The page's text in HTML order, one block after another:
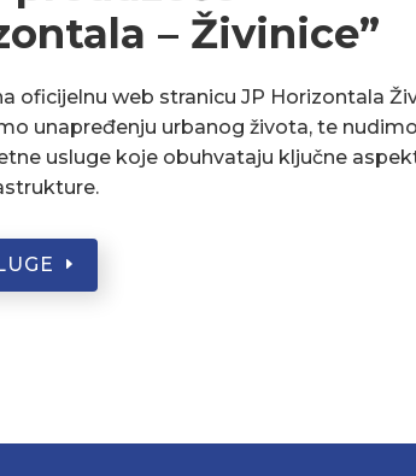
– Živinice”
oficijelnu web stranicu JP Horizontala
unapređenju urbanog života, te nudimo
usluge koje obuhvataju ključne